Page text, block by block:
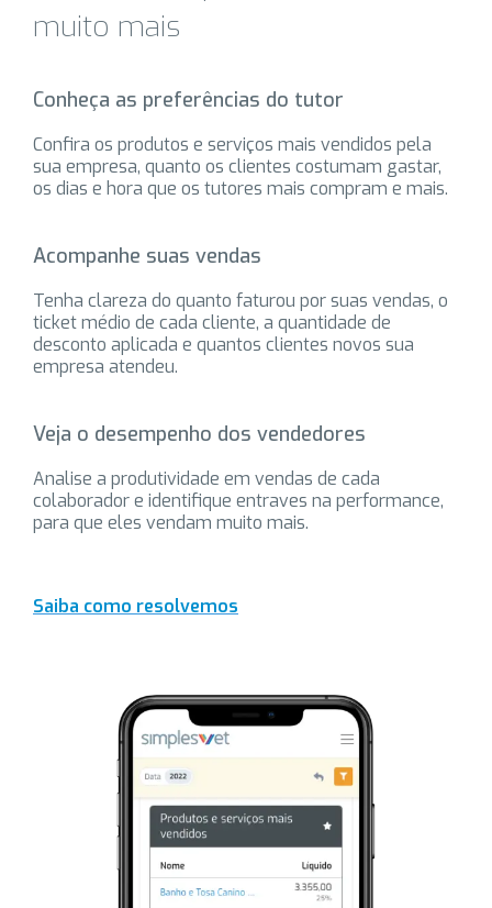
muito mais
Conheça as preferências do tutor
Confira os produtos e serviços mais vendidos pela
sua empresa, quanto os clientes costumam gastar,
os dias e hora que os tutores mais compram e mais.
Acompanhe suas vendas
Tenha clareza do quanto faturou por suas vendas, o
ticket médio de cada cliente, a quantidade de
desconto aplicada e quantos clientes novos sua
empresa atendeu.
Veja o desempenho dos vendedores
Analise a produtividade em vendas de cada
colaborador e identifique entraves na performance,
para que eles vendam muito mais.
Saiba como resolvemos